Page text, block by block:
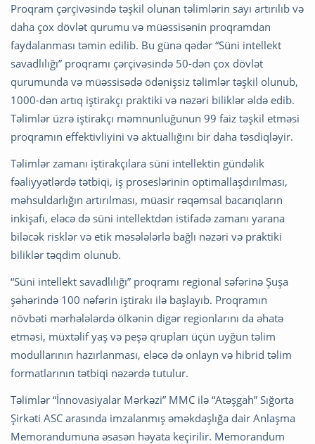
Proqram çərçivəsində təşkil olunan təlimlərin sayı artırılıb və
daha çox dövlət qurumu və müəssisənin proqramdan
faydalanması təmin edilib. Bu günə qədər “Süni intellekt
savadlılığı” proqramı çərçivəsində 50-dən çox dövlət
qurumunda və müəssisədə ödənişsiz təlimlər təşkil olunub,
1000-dən artıq iştirakçı praktiki və nəzəri biliklər əldə edib.
Təlimlər üzrə iştirakçı məmnunluğunun 99 faiz təşkil etməsi
proqramın effektivliyini və aktuallığını bir daha təsdiqləyir.
Təlimlər zamanı iştirakçılara süni intellektin gündəlik
fəaliyyətlərdə tətbiqi, iş proseslərinin optimallaşdırılması,
məhsuldarlığın artırılması, müasir rəqəmsal bacarıqların
inkişafı, eləcə də süni intellektdən istifadə zamanı yarana
biləcək risklər və etik məsələlərlə bağlı nəzəri və praktiki
biliklər təqdim olunub.
“Süni intellekt savadlılığı” proqramı regional səfərinə Şuşa
şəhərində 100 nəfərin iştirakı ilə başlayıb. Proqramın
növbəti mərhələlərdə ölkənin digər regionlarını da əhatə
etməsi, müxtəlif yaş və peşə qrupları üçün uyğun təlim
modullarının hazırlanması, eləcə də onlayn və hibrid təlim
formatlarının tətbiqi nəzərdə tutulur.
Təlimlər “İnnovasiyalar Mərkəzi” MMC ilə “Atəşgah” Sığorta
Şirkəti ASC arasında imzalanmış əməkdaşlığa dair Anlaşma
Memorandumuna əsasən həyata keçirilir. Memorandum